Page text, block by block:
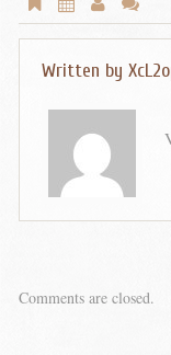
Written by
Comments are closed.